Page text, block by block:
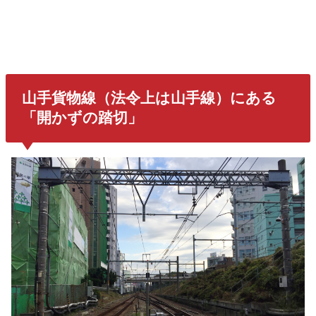
山手貨物線（法令上は山手線）にある
「開かずの踏切」